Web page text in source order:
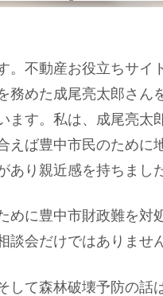
。不動産お役立ちサ
務めた成尾亮太郎さん
ます。私は、成尾亮太
えば豊中市民のために
あり親近感を持ちまし
めに豊中市財政難を
談会だけではありません
して森林破壊予防の話